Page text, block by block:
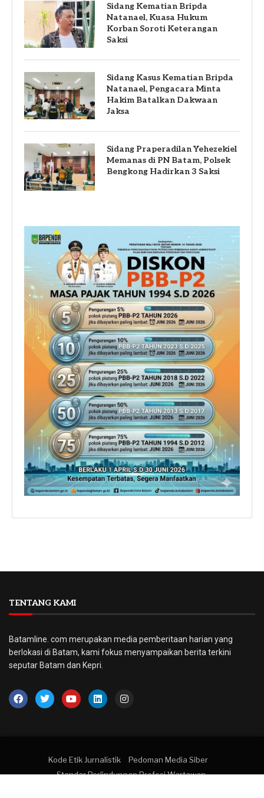
Sidang Kematian Bripda
Natanael, Kuasa Hukum
Korban Soroti Keterangan
Saksi
Sidang Kasus Kematian Bripda
Natanael, Pengacara Minta
Hakim Batalkan Dakwaan
Jaksa
Sidang Praperadilan Yehezekiel
Memanas di PN Batam, Polsek
Bengkong Hadirkan 3 Saksi
TENTANG KAMI
Batamline. com merupakan media pemberitaan harian yang
berlokasi di Batam, kami fokus menyampaikan berita terkini
seputar Batam dan Kepri.
Kode Etik Jurnalistik
Pedoman Media Siber
Standar Perlindungan Profesi Wartawan